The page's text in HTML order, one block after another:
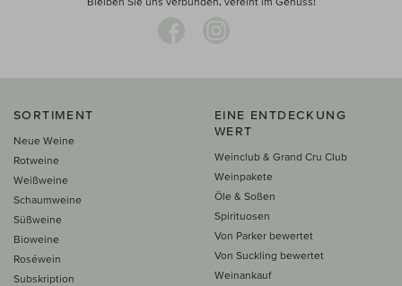
SORTIMENT
Neue Weine
Rotweine
Weißweine
Schaumweine
Süßweine
Bioweine
Roséwein
Subskription
EINE ENTDECKUNG
WERT
Weinclub & Grand Cru Club
Weinpakete
Öle & Soßen
Spirituosen
Von Parker bewertet
Von Suckling bewertet
Weinankauf